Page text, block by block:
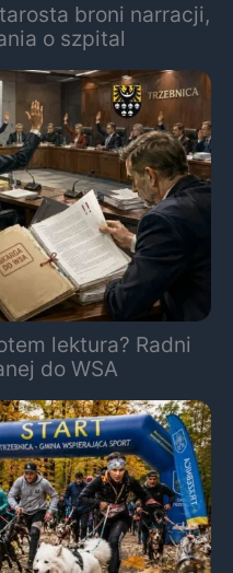
broni narracji,
o szpital
lektura? Radni
do WSA